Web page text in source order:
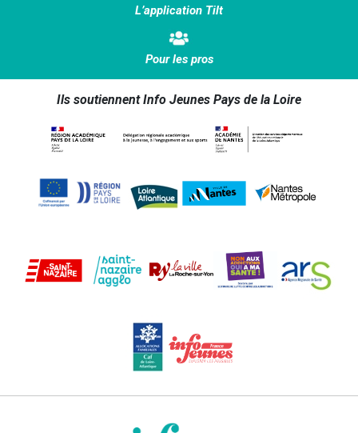
L’application Tilt
Pour les pros
Ils soutiennent Info Jeunes Pays de la Loire